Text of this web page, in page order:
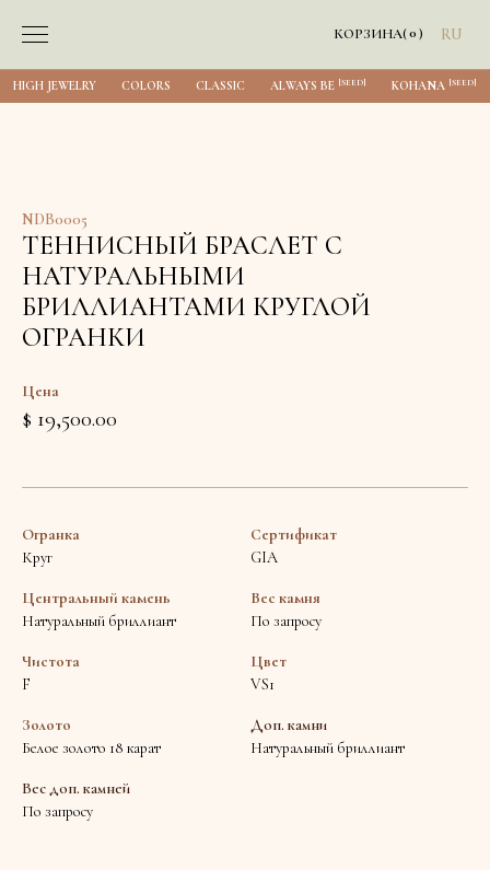
КОРЗИНА(0) RU
HIGH JEWELRY COLORS CLASSIC ALWAYS BE [SEED] KOHANA [SEED]
NDB0005
ТЕННИСНЫЙ БРАСЛЕТ С
НАТУРАЛЬНЫМИ
БРИЛЛИАНТАМИ КРУГЛОЙ
ОГРАНКИ
Цена
$ 19,500.00
Огранка
Круг
Сертификат
GIA
Центральный камень
Натуральный бриллиант
Вес камня
По запросу
Чистота
F
Цвет
VS1
Золото
Белое золото 18 карат
Доп. камни
Натуральный бриллиант
Вес доп. камней
По запросу